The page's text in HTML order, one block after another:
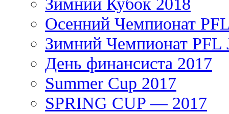
Осенний Чемпионат
Зимний Чемпионат PFL
День финансиста 2017
Summer Cup 2017
SPRING CUP — 2017